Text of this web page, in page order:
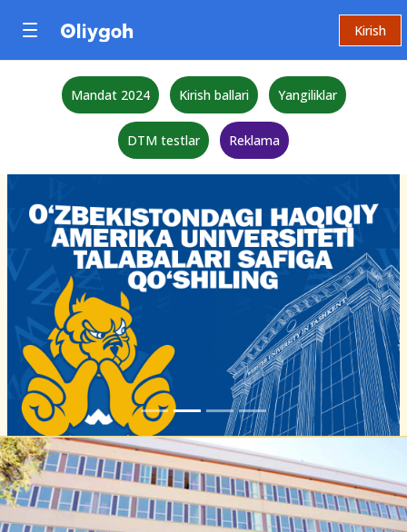
Kirish
Mandat 2024 Kirish ballari Yangiliklar
DTM testlar Reklama